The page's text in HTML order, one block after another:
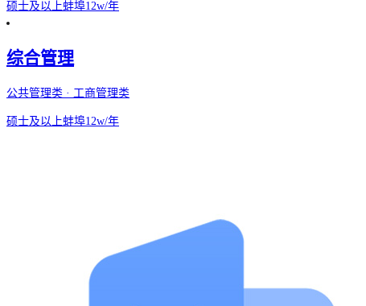
硕士及以上蚌埠12w/年
综合管理
公共管理类 · 工商管理类
硕士及以上蚌埠12w/年